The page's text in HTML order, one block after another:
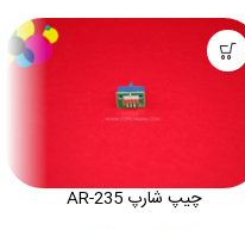
چیپ شارپ AR-235